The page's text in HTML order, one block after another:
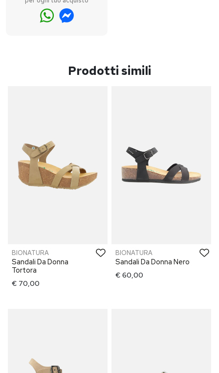
Prodotti simili
BIONATURA
Sandali Da Donna
Tortora
€ 70,00
BIONATURA
Sandali Da Donna Nero
€ 60,00